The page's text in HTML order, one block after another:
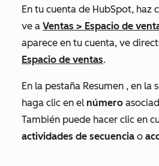
En tu cuenta de HubSpot, haz
ve a Ventas > Espacio de
aparece en tu cuenta, ve
Espacio de ventas.
En la pestaña Resumen , en la
haga clic en el número
También puede hacer clic en
actividades de secuencia o